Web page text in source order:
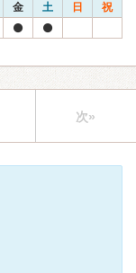
金 土 日 祝
次»